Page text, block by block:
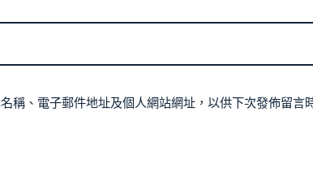
稱、電子郵件地址及個人網站網址，以供下次發佈留言